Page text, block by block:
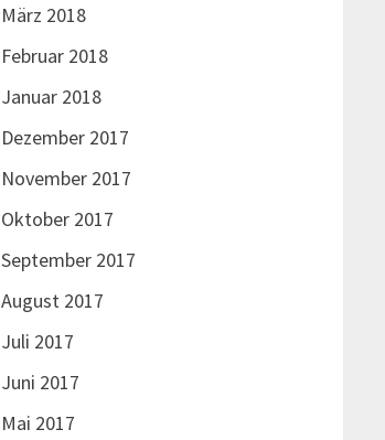
März 2018
Februar 2018
Januar 2018
Dezember 2017
November 2017
Oktober 2017
September 2017
August 2017
Juli 2017
Juni 2017
Mai 2017